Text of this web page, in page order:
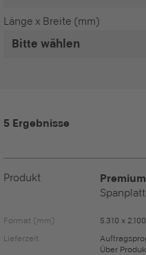
Länge x Breite (mm)
5 Ergebnisse
Produkt
Format (mm)
5.310 x
Lieferzeit
Über